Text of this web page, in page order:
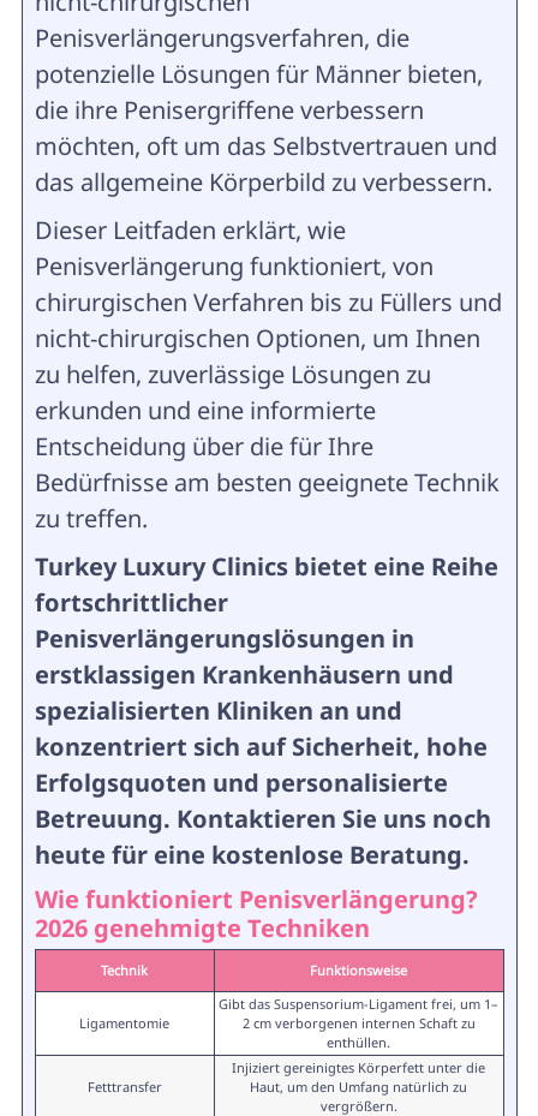
Penisverlängerungsverfahren, die
potenzielle Lösungen für Männer bieten,
die ihre Penisergriffene verbessern
möchten, oft um das Selbstvertrauen und
das allgemeine Körperbild zu verbessern.
Dieser Leitfaden erklärt, wie
Penisverlängerung funktioniert, von
chirurgischen Verfahren bis zu Füllers und
nicht-chirurgischen Optionen, um Ihnen
zu helfen, zuverlässige Lösungen zu
erkunden und eine informierte
Entscheidung über die für Ihre
Bedürfnisse am besten geeignete Technik
zu treffen.
Turkey Luxury Clinics bietet eine Reihe
fortschrittlicher
Penisverlängerungslösungen in
erstklassigen Krankenhäusern und
spezialisierten Kliniken an und
konzentriert sich auf Sicherheit, hohe
Erfolgsquoten und personalisierte
Betreuung. Kontaktieren Sie uns noch
heute für eine kostenlose Beratung.
Wie funktioniert Penisverlängerung?
2026 genehmigte Techniken
Technik Funktionsweise
Ligamentomie
Gibt das Suspensorium-Ligament frei, um 1–
2 cm verborgenen internen Schaft zu
enthüllen.
Fetttransfer
Injiziert gereinigtes Körperfett unter die
Haut, um den Umfang natürlich zu
vergrößern.